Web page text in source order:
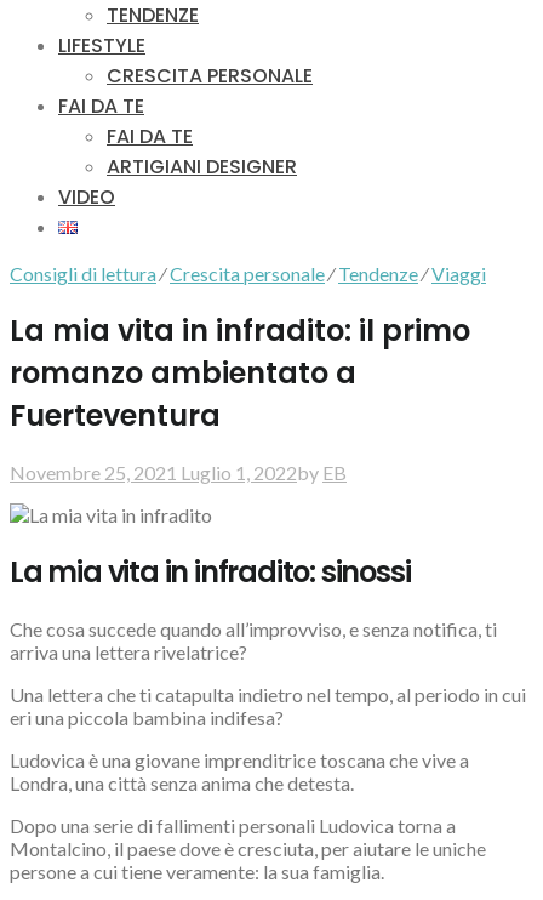
TENDENZE
LIFESTYLE
CRESCITA PERSONALE
FAI DA TE
FAI DA TE
ARTIGIANI DESIGNER
VIDEO
Consigli di lettura⁄Crescita personale⁄Tendenze⁄Viaggi
La mia vita in infradito: il primo
romanzo ambientato a
Fuerteventura
Novembre 25, 2021 Luglio 1, 2022by EB
La mia vita in infradito: sinossi
Che cosa succede quando all’improvviso, e senza notifica, ti
arriva una lettera rivelatrice?
Una lettera che ti catapulta indietro nel tempo, al periodo in cui
eri una piccola bambina indifesa?
Ludovica è una giovane imprenditrice toscana che vive a
Londra, una città senza anima che detesta.
Dopo una serie di fallimenti personali Ludovica torna a
Montalcino, il paese dove è cresciuta, per aiutare le uniche
persone a cui tiene veramente: la sua famiglia.